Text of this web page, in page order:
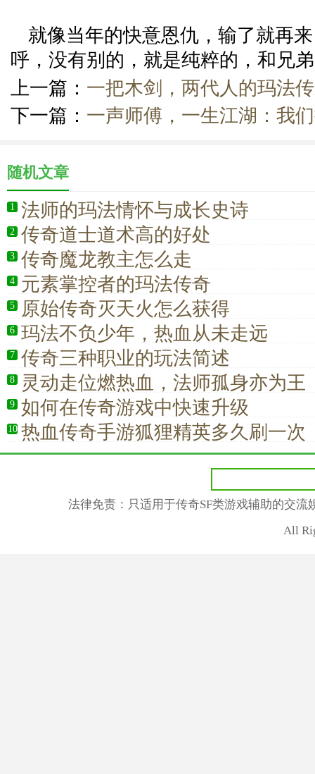
就像当年的快意恩仇，输了就再
呼，没有别的，就是纯粹的，和兄
上一篇： 一把木剑，两代人的玛法
下一篇： 一声师傅，一生江湖：我
随机文章
1 法师的玛法情怀与成长史诗
2 传奇道士道术高的好处
3 传奇魔龙教主怎么走
4 元素掌控者的玛法传奇
5 原始传奇灭天火怎么获得
6 玛法不负少年，热血从未走远
7 传奇三种职业的玩法简述
8 灵动走位燃热血，法师孤身亦为王
9 如何在传奇游戏中快速升级
10 热血传奇手游狐狸精英多久刷一次
法律免责：只适用于传奇SF类游戏辅助的交
All